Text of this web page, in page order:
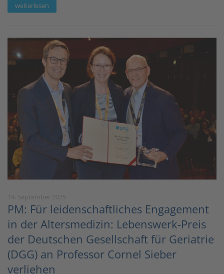
weiterlesen
PM: Für leidenschaftliches Engagement
in der Altersmedizin: Lebenswerk-Preis
der Deutschen Gesellschaft für Geriatrie
(DGG) an Professor Cornel Sieber
verliehen